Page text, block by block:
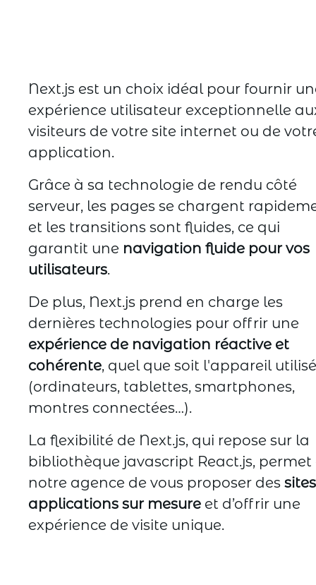
Next.js est un choix idéal pour fournir
expérience utilisateur exceptionnelle
visiteurs de votre site internet ou de
application.
Grâce à sa technologie de rendu côté
serveur, les pages se chargent
et les transitions sont fluides, ce qui
garantit une navigation fluide pour vos
utilisateurs.
De plus, Next.js prend en charge les
dernières technologies pour offrir une
expérience de navigation réactive et
cohérente, quel que soit l'appareil utilisé
(ordinateurs, tablettes, smartphones,
montres connectées…).
La flexibilité de Next.js, qui repose sur la
bibliothèque javascript React.js, permet
notre agence de vous proposer des
applications sur mesure et d’offrir une
expérience de visite unique.